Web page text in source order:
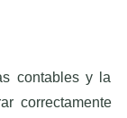
contables y la
correctamente